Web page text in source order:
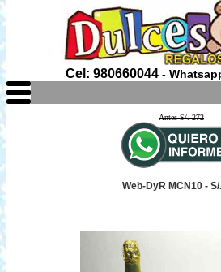
Cel: 980660044-
Antes S/. 272
Web-DyR MCN10 - S/